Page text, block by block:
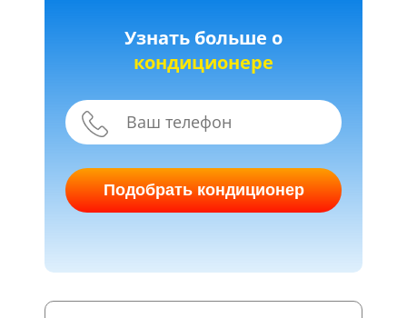
Узнать больше о
кондиционере
Подобрать кондиционер